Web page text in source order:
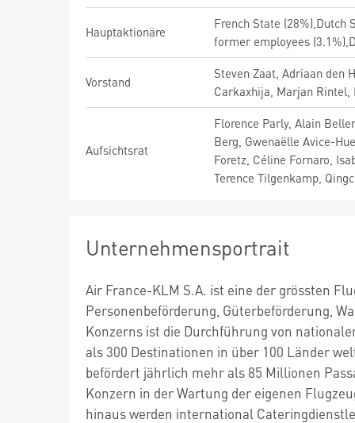
Hauptaktionäre
French State (28%),Dutch
former employees
Vorstand
Steven Zaat, Adriaan den
Carkaxhija, Marjan
Aufsichtsrat
Florence Parly, Alain
Berg, Gwenaëlle Avice-
Foretz, Céline Fornaro,
Terence Tilgenkamp,
Unternehmensportrait
Air France-KLM S.A. ist eine der grössten
Personenbeförderung, Güterbeförderung,
Konzerns ist die Durchführung von
als 300 Destinationen in über 100 Länder
befördert jährlich mehr als 85 Millionen
Konzern in der Wartung der eigenen
hinaus werden international